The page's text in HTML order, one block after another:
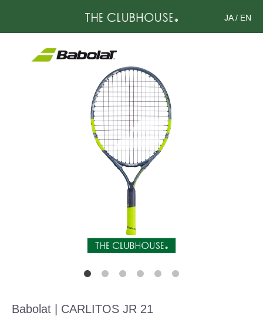
JA/ EN
Babolat | CARLITOS JR 21